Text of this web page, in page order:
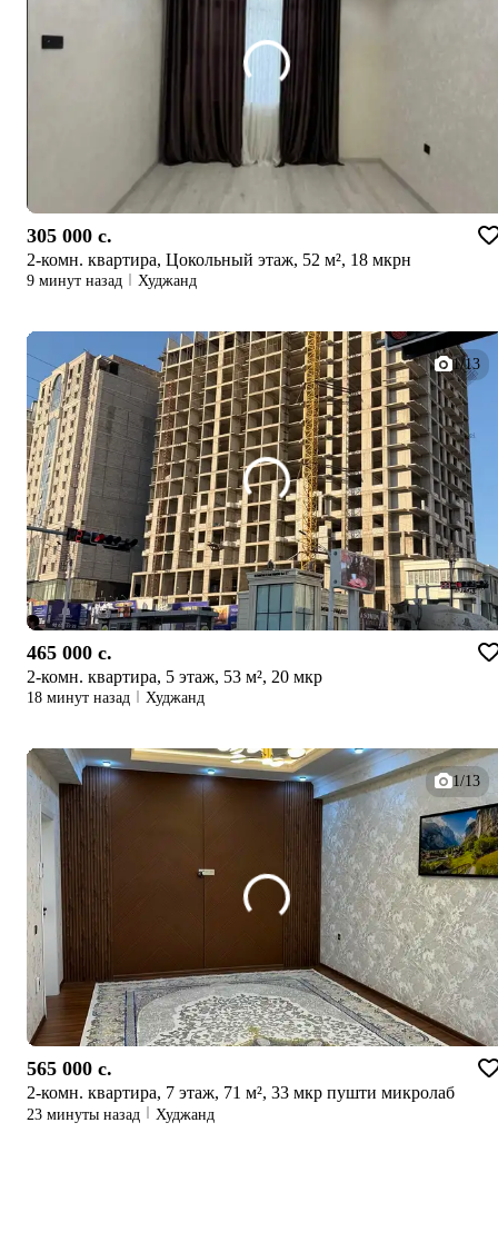
305 000 c.
2-комн. квартира, Цокольный этаж, 52 м², 18 мкрн
9 минут назад Худжанд
1/13
465 000 c.
2-комн. квартира, 5 этаж, 53 м², 20 мкр
18 минут назад Худжанд
1/13
565 000 c.
2-комн. квартира, 7 этаж, 71 м², 33 мкр пушти микролаб
23 минуты назад Худжанд